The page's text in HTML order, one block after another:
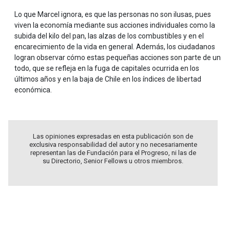
Lo que Marcel ignora, es que las personas no son ilusas, pues
viven la economía mediante sus acciones individuales como la
subida del kilo del pan, las alzas de los combustibles y en el
encarecimiento de la vida en general. Además, los ciudadanos
logran observar cómo estas pequeñas acciones son parte de un
todo, que se refleja en la fuga de capitales ocurrida en los
últimos años y en la baja de Chile en los índices de libertad
económica.
Las opiniones expresadas en esta publicación son de
exclusiva responsabilidad del autor y no necesariamente
representan las de Fundación para el Progreso, ni las de
su Directorio, Senior Fellows u otros miembros.